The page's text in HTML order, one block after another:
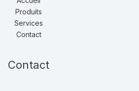
Produits
Services
Contact
Contact